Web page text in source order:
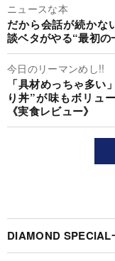
ニュースな本
だから会話が続か
談ベタがやる“最初の
今日のリーマンめし!!
「具材めっちゃ多
り丼”が味もボリュ
《実食レビュー》
DIAMOND SPECIAL